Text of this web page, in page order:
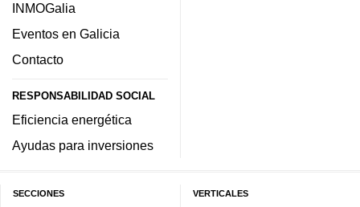
INMOGalia
Eventos en Galicia
Contacto
RESPONSABILIDAD SOCIAL
Eficiencia energética
Ayudas para inversiones
SECCIONES VERTICALES